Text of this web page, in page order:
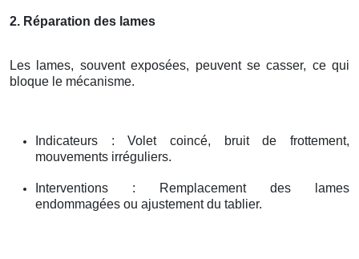
2. Réparation des lames
Les lames, souvent exposées, peuvent se casser, ce qui
bloque le mécanisme.
Indicateurs : Volet coincé, bruit de frottement,
mouvements irréguliers.
Interventions : Remplacement des lames
endommagées ou ajustement du tablier.